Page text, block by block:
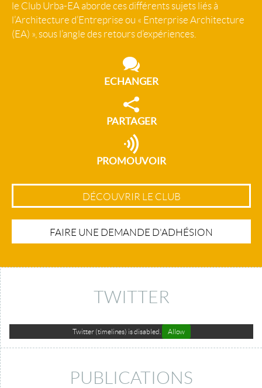
le Club Urba-EA aborde ces différents sujets liés à
l’Architecture d’Entreprise ou « Enterprise Architecture
(EA) », sous l’angle des retours d’expériences.
ECHANGER
PARTAGER
PROMOUVOIR
DÉCOUVRIR LE CLUB
FAIRE UNE DEMANDE D'ADHÉSION
TWITTER
Twitter (timelines) is disabled. Allow
PUBLICATIONS